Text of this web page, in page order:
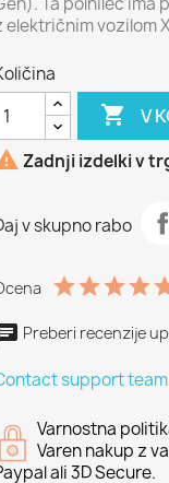
električnim vozilom
 V
Zadnji izdelki v
v skupno rabo
Preberi recenzije
support team
Varnostna
Varen nakup z
ali 3D Secure.